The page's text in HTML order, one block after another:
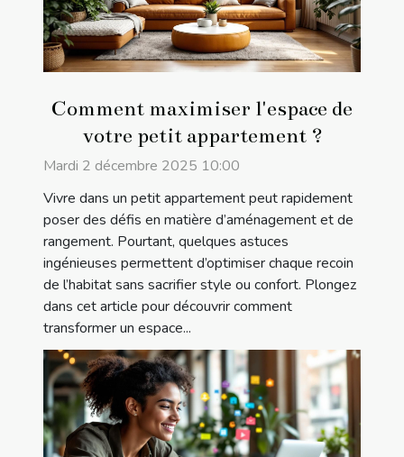
Comment maximiser l'espace de
votre petit appartement ?
Mardi 2 décembre 2025 10:00
Vivre dans un petit appartement peut rapidement
poser des défis en matière d’aménagement et de
rangement. Pourtant, quelques astuces
ingénieuses permettent d’optimiser chaque recoin
de l’habitat sans sacrifier style ou confort. Plongez
dans cet article pour découvrir comment
transformer un espace...